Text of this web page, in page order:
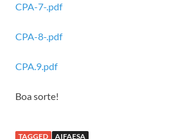
CPA-7-.pdf
CPA-8-.pdf
CPA.9.pdf
Boa sorte!
TAGGED AIFAESA